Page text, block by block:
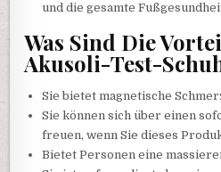
und die gesamte
Was Sind Die
Akusoli-Test-
Sie bietet magnetische
Sie können sich über einen
freuen, wenn Sie dieses
Bietet Personen eine